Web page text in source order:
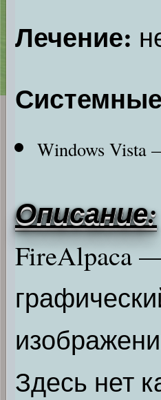
Лечение:
Windows Vista
Описание:
FireAlpaca
Здесь нет